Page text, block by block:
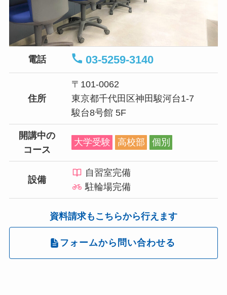
電話 03-5259-3140
住所
〒101-0062
東京都千代田区神田駿河台1-7
駿台8号館 5F
開講中の
コース
大学受験 高校部 個別
設備
自習室完備
駐輪場完備
資料請求もこちらから行えます
フォームから問い合わせる